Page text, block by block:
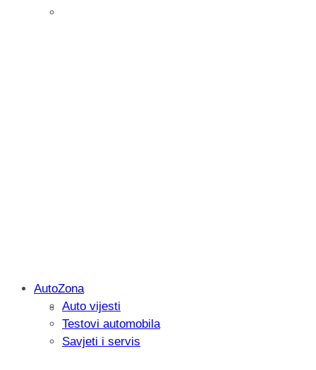
Savjetujemo: Što učiniti kada vaš
AutoZona
Auto vijesti
Testovi automobila
Savjeti i servis